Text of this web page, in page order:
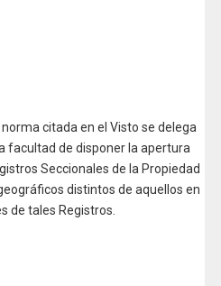
citada en el Visto se delega
facultad de disponer la apertura
Seccionales de la Propiedad
distintos de aquellos en
de tales Registros.